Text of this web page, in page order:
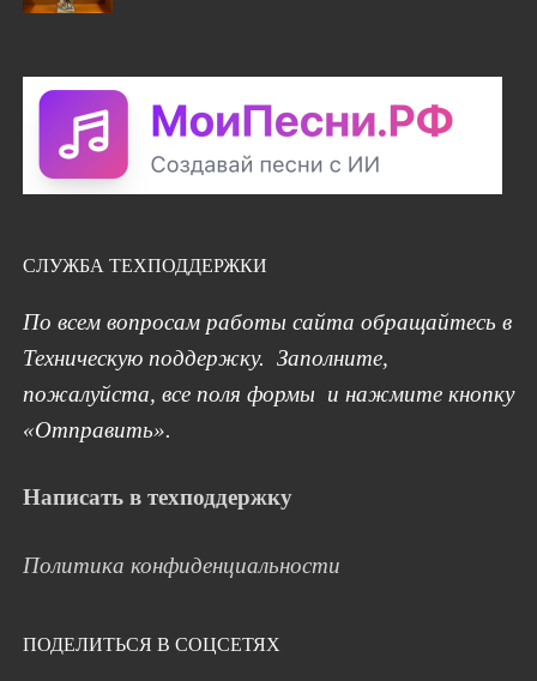
СЛУЖБА ТЕХПОДДЕРЖКИ
По всем вопросам работы сайта обращайтесь в
Техническую поддержку. Заполните,
пожалуйста, все поля формы и нажмите кнопку
«Отправить».
Написать в техподдержку
Политика конфиденциальности
ПОДЕЛИТЬСЯ В СОЦСЕТЯХ